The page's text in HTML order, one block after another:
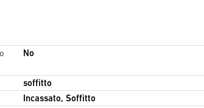
No
soffitto
Incassato, Soffitto